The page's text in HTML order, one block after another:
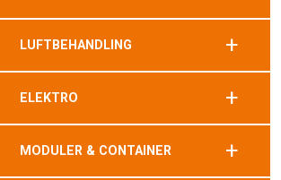
LUFTBEHANDLING +
ELEKTRO +
MODULER & CONTAINER +